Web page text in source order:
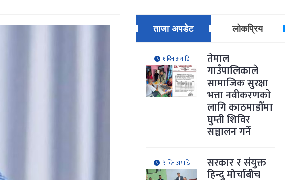
ताजा अपडेट लोकप्रिय
१ दिन अगाडि तेमाल
गाउँपालिकाले
सामाजिक सुरक्षा
भत्ता नवीकरणकाे
लागि काठमाडौँमा
घुम्ती शिविर
सञ्चालन गर्ने
५ दिन अगाडि सरकार र संयुक्त
हिन्दु मोर्चाबीच